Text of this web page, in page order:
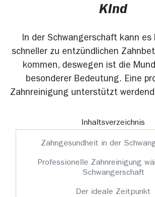
Kind
In der Schwangerschaft kann es
schneller zu entzündlichen
kommen, deswegen ist die
besonderer Bedeutung. Eine
Zahnreinigung unterstützt
Inhaltsverzeichnis
Zahngesundheit in der
Professionelle Zahnreinigung
Schwangerschaft
Der ideale Zeitpunkt